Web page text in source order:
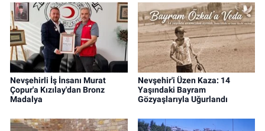
Nevşehirli İş İnsanı Murat
Çopur'a Kızılay'dan Bronz
Madalya
Nevşehir'i Üzen Kaza: 14
Yaşındaki Bayram
Gözyaşlarıyla Uğurlandı